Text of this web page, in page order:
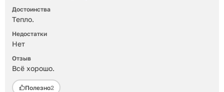
Достоинства
Тепло.
Недостатки
Нет
Отзыв
Всё хорошо.
Полезно2